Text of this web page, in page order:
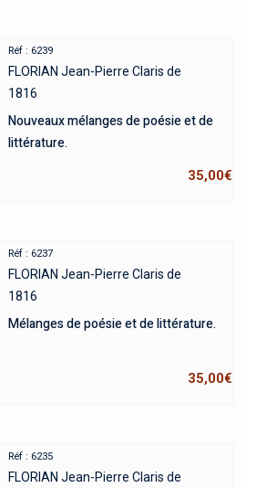
Réf : 6239
FLORIAN Jean-Pierre Claris de
1816
Nouveaux mélanges de poésie et de
littérature.
35,00€
Réf : 6237
FLORIAN Jean-Pierre Claris de
1816
Mélanges de poésie et de littérature.
35,00€
Réf : 6235
FLORIAN Jean-Pierre Claris de